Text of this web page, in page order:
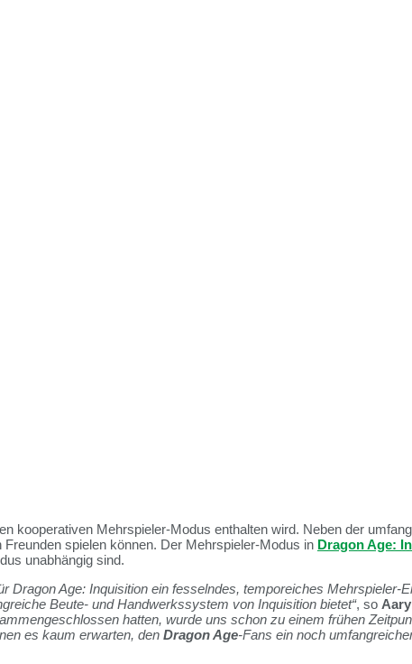
kooperativen Mehrspieler-Modus enthalten wird. Neben der
spielen können. Der Mehrspieler-Modus in Dragon Age:
unabhängig sind.
Dragon Age: Inquisition ein fesselndes, temporeiches Mehrspieler-
Beute- und Handwerkssystem von Inquisition bietet“, so
hatten, wurde uns schon zu einem frühen
es kaum erwarten, den Dragon Age-Fans ein noch